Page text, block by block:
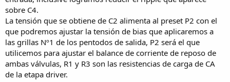
sobre C4.
La tensión que se obtiene de C2 alimenta al preset P2 con el
que podremos ajustar la tensión de bias que aplicaremos a
las grillas Nº1 de los pentodos de salida, P2 será el que
utilicemos para ajustar el balance de corriente de reposo de
ambas válvulas, R1 y R3 son las resistencias de carga de CA
de la etapa driver.